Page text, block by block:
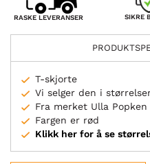
RASKE LEVERANSER SIKRE
T-skjorte
Vi selger den i
Fra merket Ulla Popken
Fargen er rød
Klikk her for å se